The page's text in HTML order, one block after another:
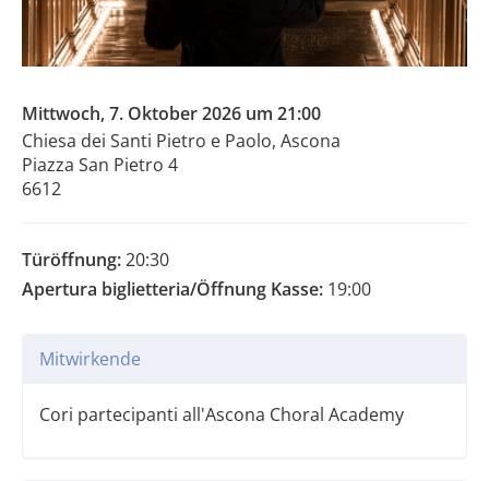
Mittwoch, 7. Oktober 2026 um 21:00
Chiesa dei Santi Pietro e Paolo, Ascona
Piazza San Pietro 4
6612
Türöffnung:20:30
Apertura biglietteria/Öffnung Kasse: 19:00
Mitwirkende
Cori partecipanti all'Ascona Choral Academy